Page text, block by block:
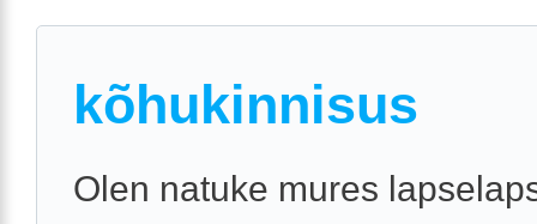
kõhukinnisus
Olen natuke mures